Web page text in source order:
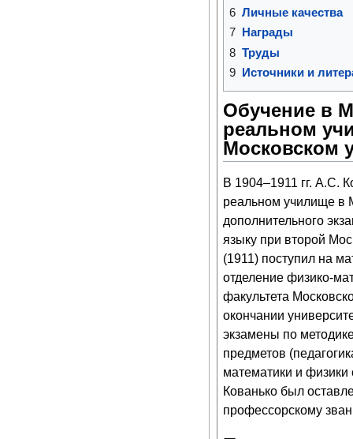
6 Личные качества
7 Награды
8 Труды
9 Источники и
Обучение в
реальном
Московском
В 1904–1911 гг. А.С.
реальном училище в
дополнительного
языку при второй
(1911) поступил на
отделение физико-
факультета
окончании
экзамены по
предметов
математики и
Кованько был
профессорскому